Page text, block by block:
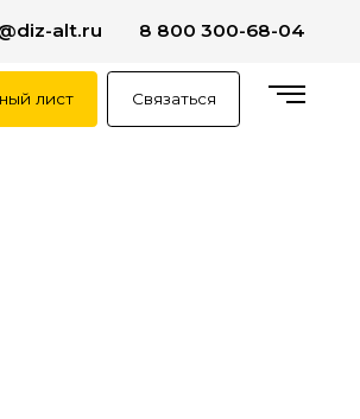
alt.ru 8 800 300-68-04
лист Связаться